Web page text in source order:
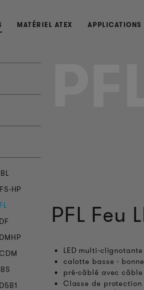
MATÉRIEL ATEX APPLICATIONS
HP
PFL Feu
LED multi-
calotte basse -
pré-câblé avec câble
Classe de protection